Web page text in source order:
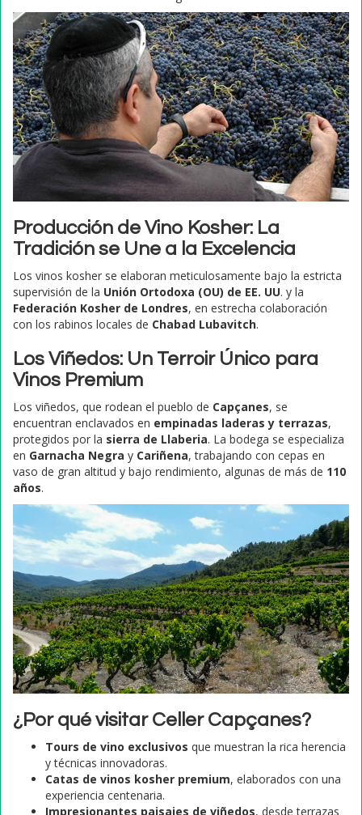
Producción de Vino Kosher: La
Tradición se Une a la Excelencia
Los vinos kosher se elaboran meticulosamente bajo la estricta
supervisión de la Unión Ortodoxa (OU) de EE. UU. y la
Federación Kosher de Londres, en estrecha colaboración
con los rabinos locales de Chabad Lubavitch.
Los Viñedos: Un Terroir Único para
Vinos Premium
Los viñedos, que rodean el pueblo de Capçanes, se
encuentran enclavados en empinadas laderas y terrazas,
protegidos por la sierra de Llaberia. La bodega se especializa
en Garnacha Negra y Cariñena, trabajando con cepas en
vaso de gran altitud y bajo rendimiento, algunas de más de 110
años.
¿Por qué visitar Celler Capçanes?
Tours de vino exclusivos que muestran la rica herencia
y técnicas innovadoras.
Catas de vinos kosher premium, elaborados con una
experiencia centenaria.
Impresionantes paisajes de viñedos, desde terrazas